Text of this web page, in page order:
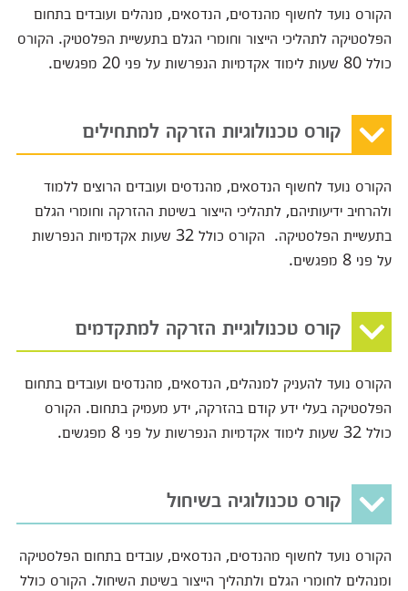
הקורס נועד לחשוף מהנדסים, הנדסאים, מנהלים ועובדים בתחום
הפלסטיקה לתהליכי הייצור וחומרי הגלם בתעשיית הפלסטיק. הקורס
כולל 80 שעות לימוד אקדמיות הנפרשות על פני 20 מפגשים.
קורס טכנולוגיות הזרקה למתחילים
הקורס נועד לחשוף הנדסאים, מהנדסים ועובדים הרוצים ללמוד
ולהרחיב ידיעותיהם, לתהליכי הייצור בשיטת ההזרקה וחומרי הגלם
בתעשיית הפלסטיקה. הקורס כולל 32 שעות אקדמיות הנפרשות
על פני 8 מפגשים.
קורס טכנולוגיית הזרקה למתקדמים
הקורס נועד להעניק למנהלים, הנדסאים, מהנדסים ועובדים בתחום
הפלסטיקה בעלי ידע קודם בהזרקה, ידע מעמיק בתחום. הקורס
כולל 32 שעות לימוד אקדמיות הנפרשות על פני 8 מפגשים.
קורס טכנולוגיה בשיחול
הקורס נועד לחשוף מהנדסים, הנדסאים, עובדים בתחום הפלסטיקה
ומנהלים לחומרי הגלם ולתהליך הייצור בשיטת השיחול. הקורס כולל